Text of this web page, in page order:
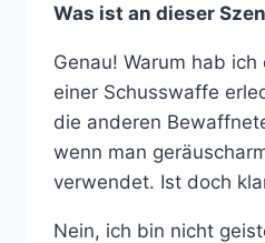
Was ist an dieser
Genau! Warum hab
einer Schusswaffe
die anderen
wenn man
verwendet. Ist doch
Nein, ich bin nicht